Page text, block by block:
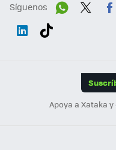
Síguenos
Apoya a Xataka